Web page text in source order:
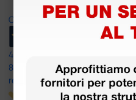
Ottimo
4,6
8.330
recensioni